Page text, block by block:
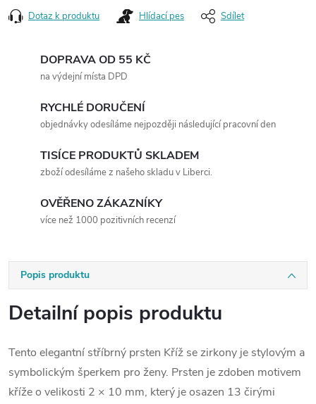
Dotaz k produktu Hlídací pes Sdílet
DOPRAVA OD 55 KČ
na výdejní místa DPD
RYCHLÉ DORUČENÍ
objednávky odesíláme nejpozději následující pracovní den
TISÍCE PRODUKTŮ SKLADEM
zboží odesíláme z našeho skladu v Liberci.
OVĚŘENO ZÁKAZNÍKY
více než 1000 pozitivních recenzí
Popis produktu
Detailní popis produktu
Tento elegantní stříbrný prsten Kříž se zirkony je stylovým a
symbolickým šperkem pro ženy. Prsten je zdoben motivem
kříže o velikosti 2 × 10 mm, který je osazen 13 čirými